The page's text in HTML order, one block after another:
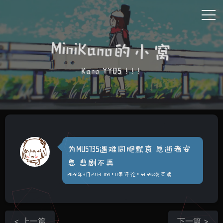
MiniKano的小窝
Kano YYDS ! ! !
为MU5735遇难同胞默哀 愿逝者安
息 悲剧不再
2022年3月27日 11:21 • 0条评论 • 53.59k次阅读
< 上一篇 下一篇 >